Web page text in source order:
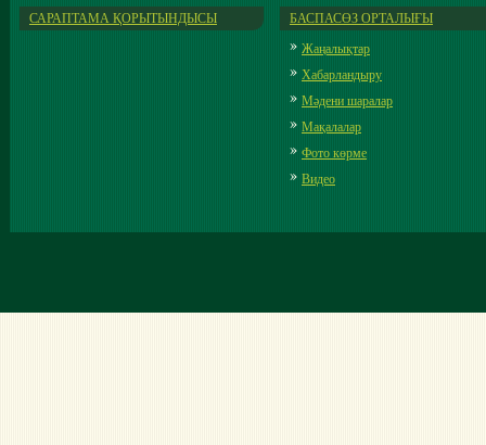
САРАПТАМА ҚОРЫТЫНДЫСЫ
БАСПАСӨЗ ОРТАЛЫҒЫ
Жаңалықтар
Хабарландыру
Мәдени шаралар
Мақалалар
Фото көрме
Видео